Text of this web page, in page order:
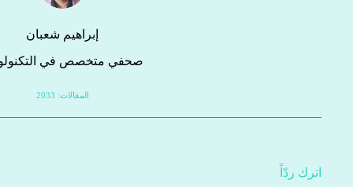
إبراهيم شعبان
صحفي متخصص في
المقالات: 2033
اترك ردّاً